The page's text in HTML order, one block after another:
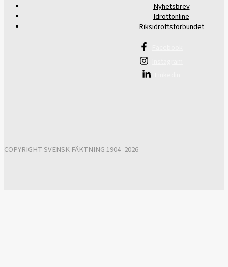
Nyhetsbrev
Idrottonline
Riksidrottsförbundet
COPYRIGHT SVENSK FÄKTNING 1904–2026